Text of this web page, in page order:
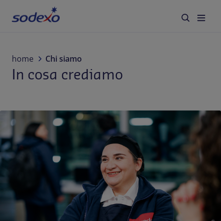
Servizi e Brand
Blog
Chi siamo
Sostenibilità
Lavora con noi
home Chi siamo
In cosa crediamo